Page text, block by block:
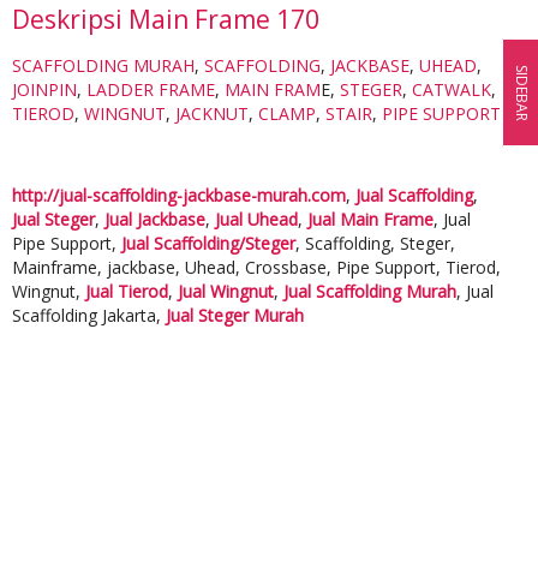
Deskripsi Main Frame 170
SCAFFOLDING MURAH, SCAFFOLDING, JACKBASE, UHEAD,
JOINPIN, LADDER FRAME, MAIN FRAME, STEGER, CATWALK,
TIEROD, WINGNUT, JACKNUT, CLAMP, STAIR, PIPE SUPPORT
http://jual-scaffolding-jackbase-murah.com, Jual Scaffolding,
Jual Steger, Jual Jackbase, Jual Uhead, Jual Main Frame, Jual
Pipe Support, Jual Scaffolding/Steger, Scaffolding, Steger,
Mainframe, jackbase, Uhead, Crossbase, Pipe Support, Tierod,
Wingnut, Jual Tierod, Jual Wingnut, Jual Scaffolding Murah, Jual
Scaffolding Jakarta, Jual Steger Murah
SIDEBAR